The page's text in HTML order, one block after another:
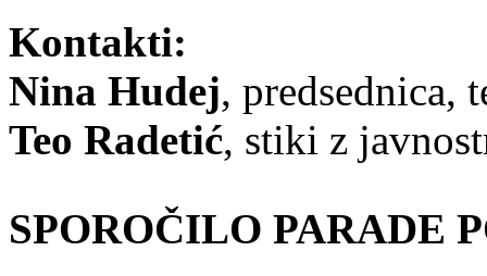
Kontakti:
Nina Hudej, predsednica,
Teo Radetić, stiki z
SPOROČILO PARADE